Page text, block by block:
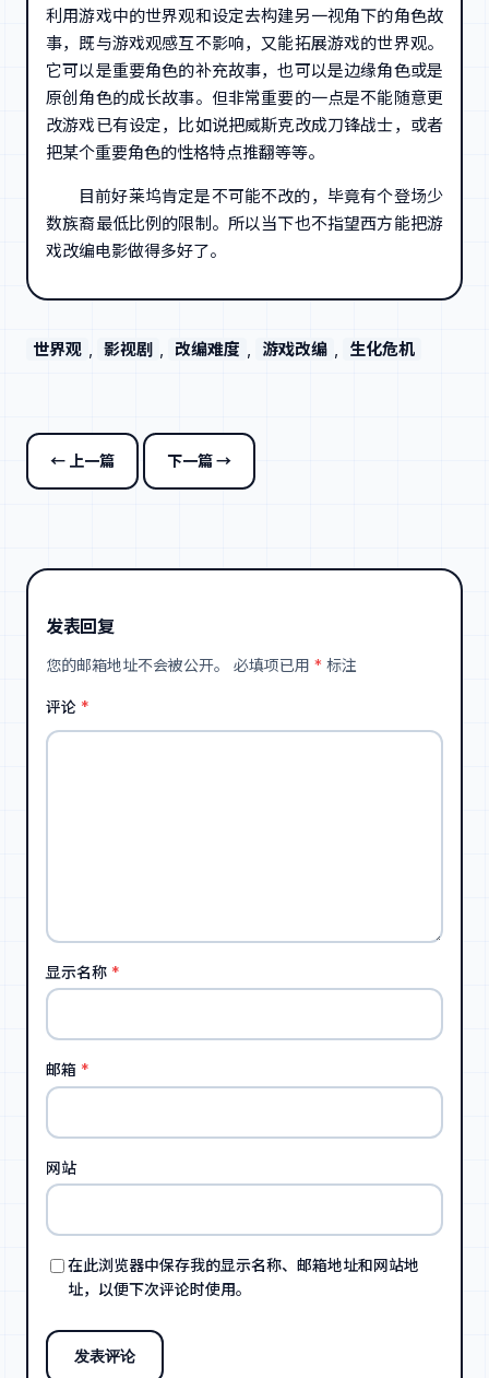
利用游戏中的世界观和设定去构建另一视角下的角色故
事，既与游戏观感互不影响，又能拓展游戏的世界观。
它可以是重要角色的补充故事，也可以是边缘角色或是
原创角色的成长故事。但非常重要的一点是不能随意更
改游戏已有设定，比如说把威斯克改成刀锋战士，或者
把某个重要角色的性格特点推翻等等。
目前好莱坞肯定是不可能不改的，毕竟有个登场少
数族裔最低比例的限制。所以当下也不指望西方能把游
戏改编电影做得多好了。
世界观 , 影视剧 , 改编难度 , 游戏改编 , 生化危机
← 上一篇 下一篇 →
发表回复
您的邮箱地址不会被公开。 必填项已用 * 标注
评论 *
显示名称 *
邮箱 *
网站
在此浏览器中保存我的显示名称、邮箱地址和网站地
址，以便下次评论时使用。